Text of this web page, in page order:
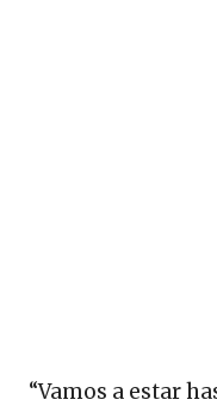
“Vamos a estar